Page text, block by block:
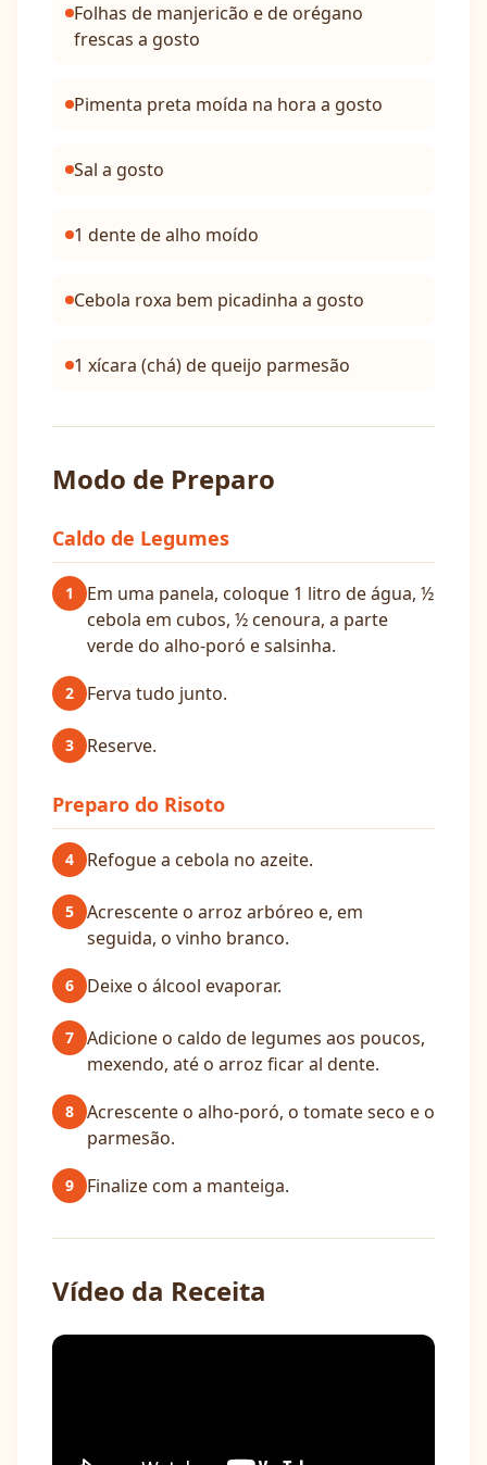
Folhas de manjericão e de orégano
frescas a gosto
Pimenta preta moída na hora a gosto
Sal a gosto
1 dente de alho moído
Cebola roxa bem picadinha a gosto
1 xícara (chá) de queijo parmesão
Modo de Preparo
Caldo de Legumes
1
Em uma panela, coloque 1 litro de água, ½
cebola em cubos, ½ cenoura, a parte
verde do alho-poró e salsinha.
2 Ferva tudo junto.
3 Reserve.
Preparo do Risoto
4 Refogue a cebola no azeite.
5
Acrescente o arroz arbóreo e, em
seguida, o vinho branco.
6 Deixe o álcool evaporar.
7
Adicione o caldo de legumes aos poucos,
mexendo, até o arroz ficar al dente.
8
Acrescente o alho-poró, o tomate seco e o
parmesão.
9 Finalize com a manteiga.
Vídeo da Receita